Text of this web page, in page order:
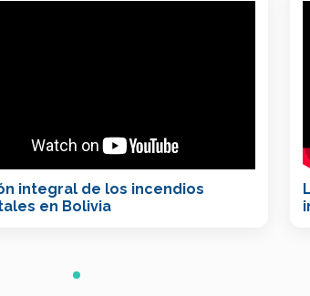
integral de los incendios
en Bolivia